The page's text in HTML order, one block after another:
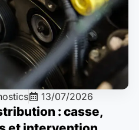
13/07/2026
: casse,